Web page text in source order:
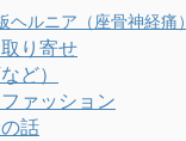
ヘルニア（座骨神経痛）
り寄せ
ど）
ァッション
話